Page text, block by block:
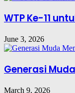
WTP Ke-11
June 3, 2026
Generasi
March 9, 2026